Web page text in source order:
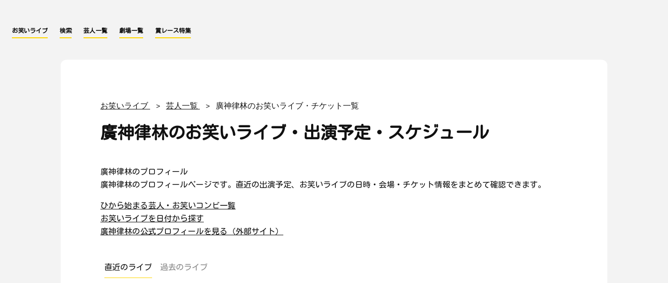
お笑いライブ 検索 芸人一覧 劇場一覧 賞レース特集
お笑いライブ 芸人一覧 廣神律林のお笑いライブ・チケット一覧
廣神律林のお笑いライブ・出演予定・スケジュール
廣神律林のプロフィール
廣神律林のプロフィールページです。直近の出演予定、お笑いライブの日時・会場・チケット情報をまとめて確認できます。
ひから始まる芸人・お笑いコンビ一覧
お笑いライブを日付から探す
廣神律林の公式プロフィールを見る（外部サイト）
直近のライブ 過去のライブ